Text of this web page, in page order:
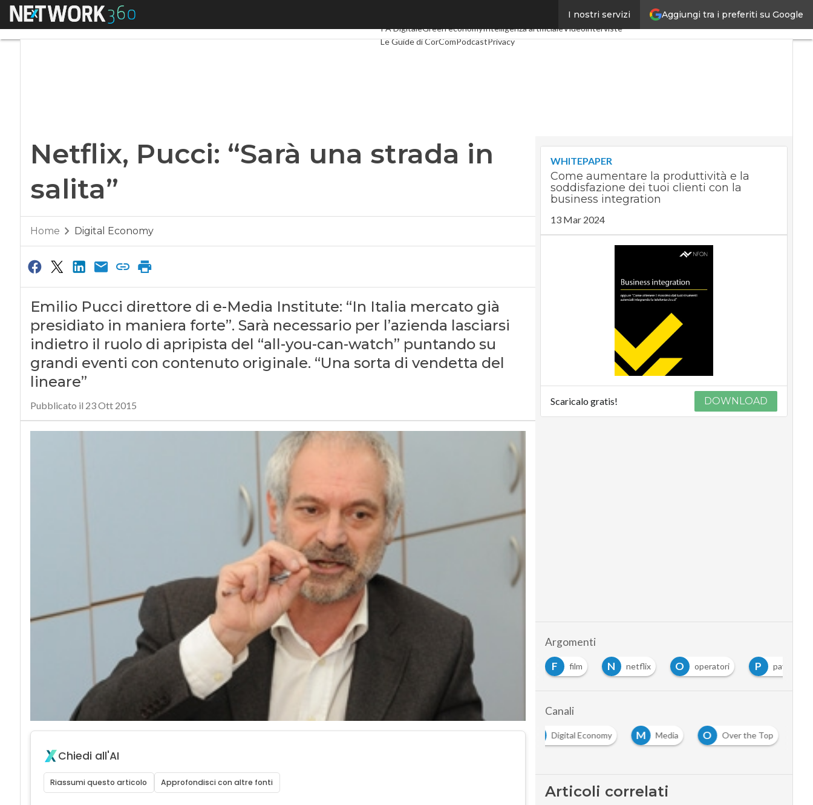
Aggiungi tra i preferiti su Google
I nostri servizi
Menu
SpacEconomy
PA DigitaleGreen economyIntelligenza artificialeVideointerviste
Le Guide di CorComPodcastPrivacy
Netflix, Pucci: “Sarà una strada in
salita”
Home Digital Economy
Emilio Pucci direttore di e-Media Institute: “In Italia mercato già
presidiato in maniera forte”. Sarà necessario per l’azienda lasciarsi
indietro il ruolo di apripista del “all-you-can-watch” puntando su
grandi eventi con contenuto originale. “Una sorta di vendetta del
lineare”
Pubblicato il 23 Ott 2015
Chiedi all'AI
Riassumi questo articolo Approfondisci con altre fonti
WHITEPAPER
Come aumentare la produttività e la
soddisfazione dei tuoi clienti con la
business integration
13 Mar 2024
Scaricalo gratis! DOWNLOAD
Argomenti
e-media institute F film N netflix O operatori P pay-tv
Canali
Digital Economy M Media O Over the Top
Articoli correlati